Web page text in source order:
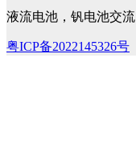
液流电池，钒电池交流
粤ICP备2022145326号